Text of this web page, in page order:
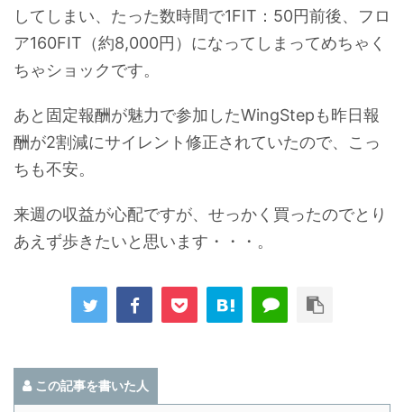
してしまい、たった数時間で1FIT：50円前後、フロ
ア160FIT（約8,000円）になってしまってめちゃく
ちゃショックです。
あと固定報酬が魅力で参加したWingStepも昨日報
酬が2割減にサイレント修正されていたので、こっ
ちも不安。
来週の収益が心配ですが、せっかく買ったのでとり
あえず歩きたいと思います・・・。
この記事を書いた人